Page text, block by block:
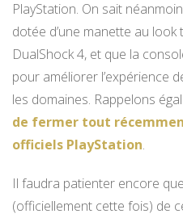
PlayStation. On sait
dotée d’une manette au look
DualShock 4, et que la
pour améliorer l’expérience
les domaines. Rappelons
de fermer tout
officiels PlayStation.
Il faudra patienter encore
(officiellement cette fois) de